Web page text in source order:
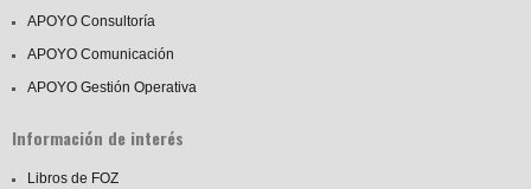
APOYO Consultoría
APOYO Comunicación
APOYO Gestión Operativa
Información de interés
Libros de FOZ